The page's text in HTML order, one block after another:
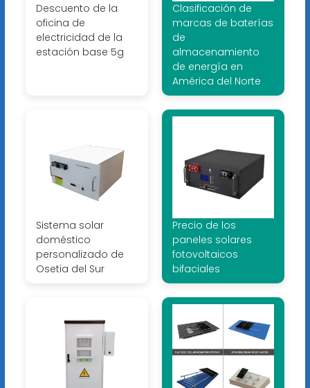
Descuento de la
oficina de
electricidad de la
estación base 5g
Clasificación de
marcas de baterías
de
almacenamiento
de energía en
América del Norte
Sistema solar
doméstico
personalizado de
Osetia del Sur
Precio de los
paneles solares
fotovoltaicos
bifaciales